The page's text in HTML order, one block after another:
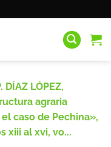
DÍAZ LÓPEZ,
agraria
caso de Pechina»,
xiii al xvi, vo...